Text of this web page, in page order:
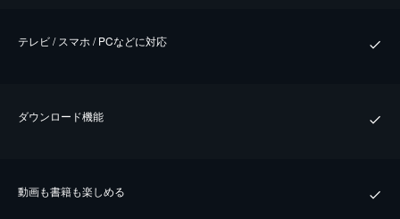
テレビ / スマホ / PCなどに対応
ダウンロード機能
動画も書籍も楽しめる